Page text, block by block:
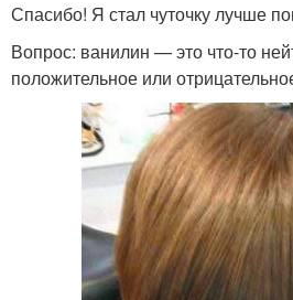
Спасибо! Я стал чуточку лучше
Вопрос: ванилин — это что-то
положительное или